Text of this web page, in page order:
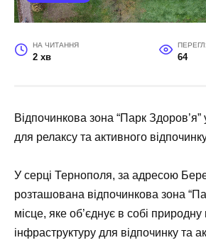
НА ЧИТАННЯ
2 хв 64
Відпочинкова зона “Парк Здоров’я”
для релаксу та активного
У серці Тернополя, за адресою
розташована відпочинкова зона
місце, яке об’єднує в собі природну
інфраструктуру для відпочинку та